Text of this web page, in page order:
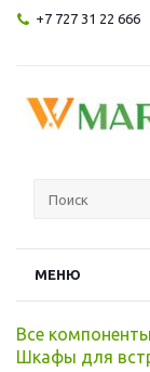
+7 727 31 22 666
МЕНЮ
Все
Шкафы для